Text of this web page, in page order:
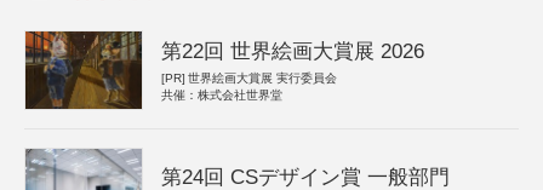
第22回 世界絵画大賞展 2026
[PR] 世界絵画大賞展 実行委員会
共催：株式会社世界堂
第24回 CSデザイン賞 一般部門